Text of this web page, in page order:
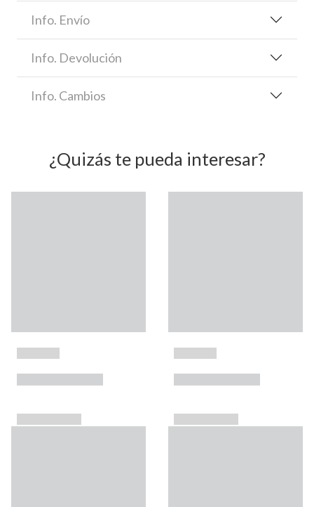
Info. Envío
Info. Devolución
Info. Cambios
¿Quizás te pueda interesar?